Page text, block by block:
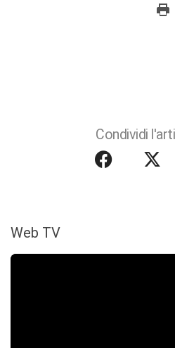
Condividi
Web TV